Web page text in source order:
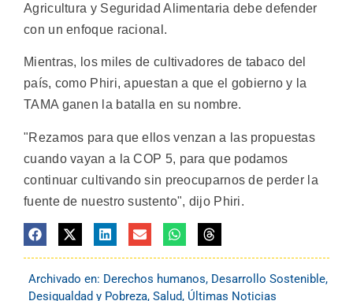
Agricultura y Seguridad Alimentaria debe defender
con un enfoque racional.
Mientras, los miles de cultivadores de tabaco del
país, como Phiri, apuestan a que el gobierno y la
TAMA ganen la batalla en su nombre.
"Rezamos para que ellos venzan a las propuestas
cuando vayan a la COP 5, para que podamos
continuar cultivando sin preocuparnos de perder la
fuente de nuestro sustento", dijo Phiri.
Archivado en: Derechos humanos, Desarrollo Sostenible,
Desigualdad y Pobreza, Salud, Últimas Noticias